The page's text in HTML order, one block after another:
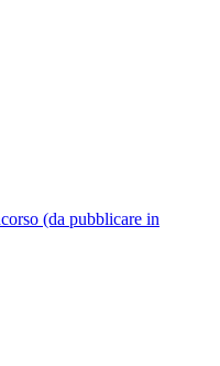
(da pubblicare in